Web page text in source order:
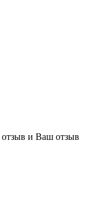
отзыв и Ваш отзыв